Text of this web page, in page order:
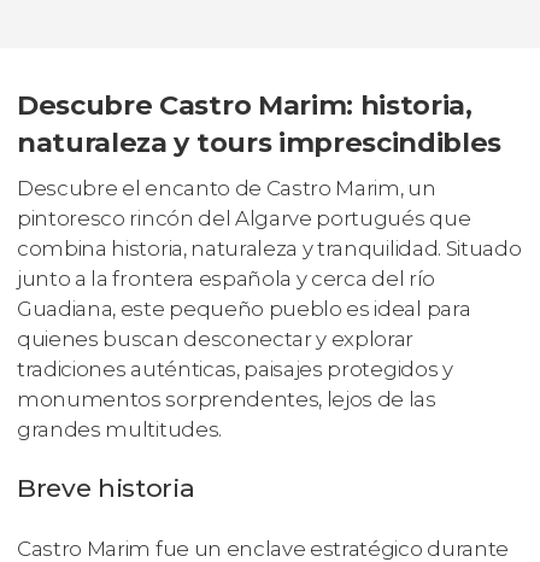
Descubre Castro Marim: historia,
naturaleza y tours imprescindibles
Descubre el encanto de Castro Marim, un
pintoresco rincón del Algarve portugués que
combina historia, naturaleza y tranquilidad. Situado
junto a la frontera española y cerca del río
Guadiana, este pequeño pueblo es ideal para
quienes buscan desconectar y explorar
tradiciones auténticas, paisajes protegidos y
monumentos sorprendentes, lejos de las
grandes multitudes.
Breve historia
Castro Marim fue un enclave estratégico durante